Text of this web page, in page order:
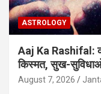
ASTROLOGY
Aaj Ka Rashifal:
किस्मत, सुख-सुविधाओं
August 7, 2026